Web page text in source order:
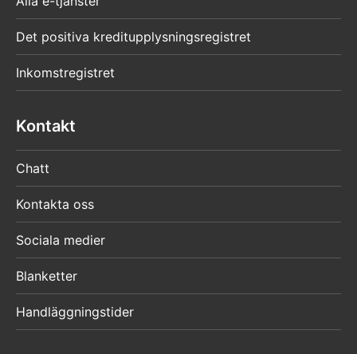
Det positiva kreditupplysningsregistret
Inkomstregistret
Kontakt
Chatt
Kontakta oss
Sociala medier
Blanketter
Handläggningstider